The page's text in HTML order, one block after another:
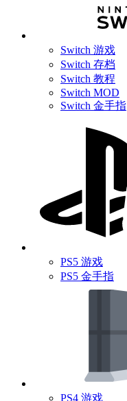
Switch 游戏
Switch 存档
Switch 教程
Switch MOD
Switch 金手指
PS5 游戏
PS5 金手指
PS4 游戏